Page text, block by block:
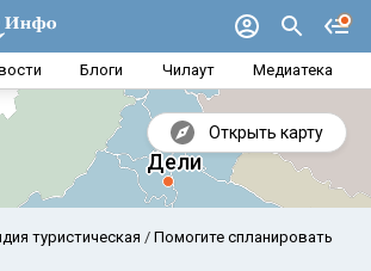
Блоги Чилаут Медиатека
Открыть карту
туристическая
Помогите спланировать